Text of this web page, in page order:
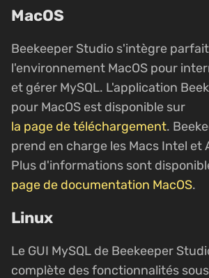
MacOS
Beekeeper Studio s'intègre
l'environnement MacOS pour
et gérer MySQL. L'application
pour MacOS est disponible sur
la page de téléchargement.
prend en charge les Macs Intel et
Plus d'informations sont
page de documentation MacOS.
Linux
Le GUI MySQL de Beekeeper
complète des fonctionnalités